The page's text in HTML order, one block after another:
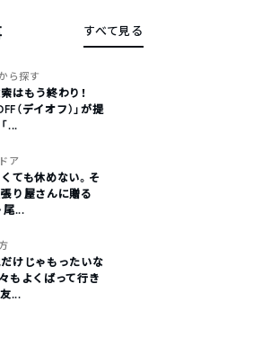
すべて見る
ら探す
はもう終わり！
（デイオフ）」が提
...
ア
ても休めない。そ
り屋さんに贈る
尾...
けじゃもったいな
もよくばって行き
...